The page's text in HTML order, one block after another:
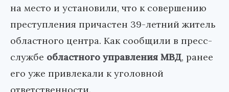
на место и установили, что к совершению
преступления причастен 39-летний житель
областного центра. Как сообщили в пресс-
службе областного управления МВД, ранее
его уже привлекали к уголовной
ответственности.